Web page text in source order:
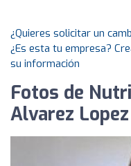
¿Quieres solicitar un
¿Es esta tu empresa?
su información
Fotos de
Alvarez Lopez